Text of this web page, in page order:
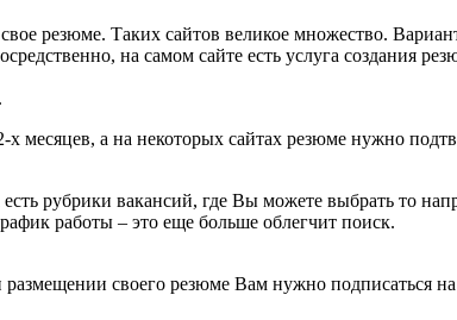
резюме. Таких сайтов великое множество.
на самом сайте есть услуга создания
месяцев, а на некоторых сайтах резюме нужно
рубрики вакансий, где Вы можете выбрать то
работы – это еще больше облегчит поиск.
своего резюме Вам нужно подписаться